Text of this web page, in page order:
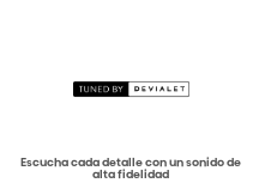
Escucha cada detalle con un sonido de
alta fidelidad